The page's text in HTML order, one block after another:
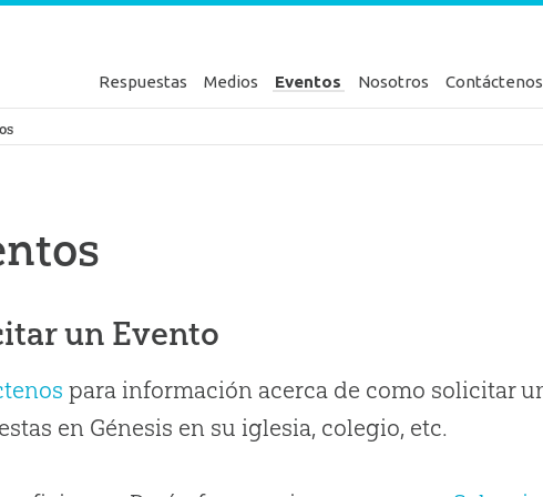
Respuestas Medios Eventos Nosotros Contáctenos
Génesis
un Evento
para información acerca de como solicitar
en Génesis en su iglesia, colegio, etc.